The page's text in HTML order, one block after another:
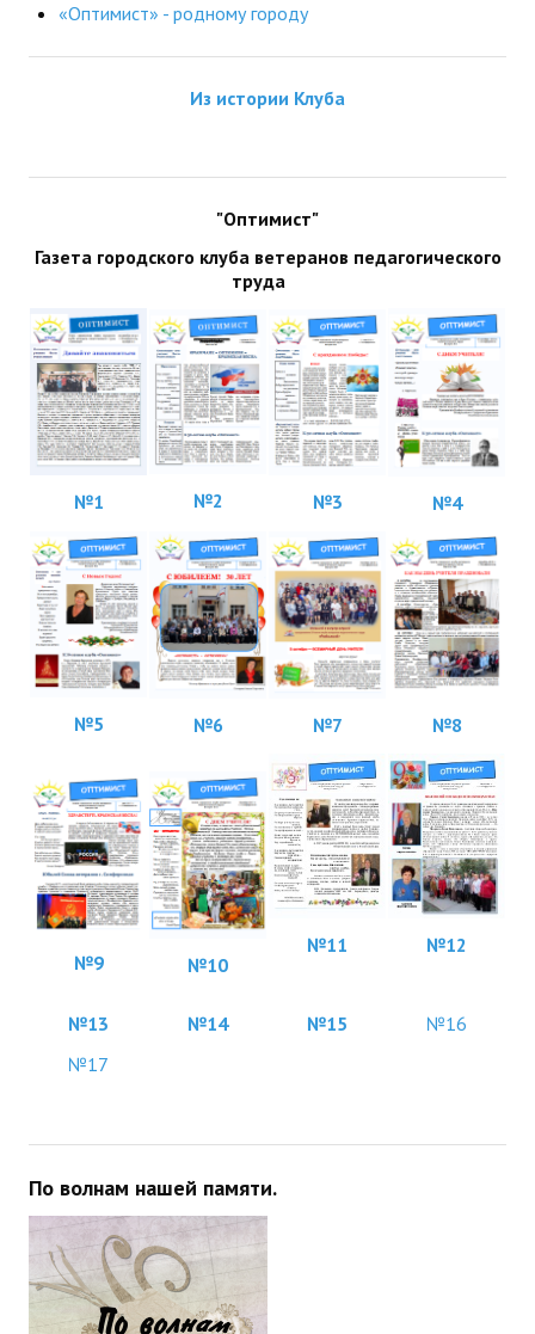
Готовимся к новому учебному году 2026-2027
Повышение квалификации
«Оптимист» - родному городу
Из истории Клуба
"Оптимист"
Газета городского клуба ветеранов педагогического
труда
№1 №2 №3 №4
№5 №6 №7 №8
№9 №10
№11 №12
№13 №14 №15
№16
№17
По волнам нашей памяти.